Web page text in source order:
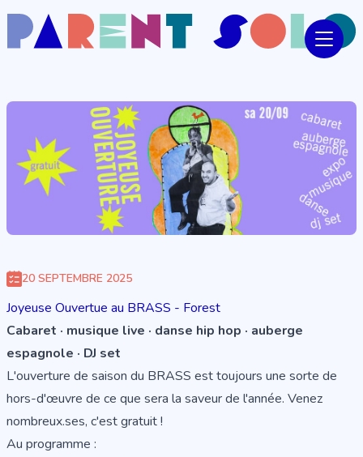
20 SEPTEMBRE 2025
Joyeuse Ouvertue au BRASS - Forest
Cabaret · musique live · danse hip hop · auberge
espagnole · DJ set
L'ouverture de saison du BRASS est toujours une sorte de
hors-d'œuvre de ce que sera la saveur de l'année. Venez
nombreux.ses, c'est gratuit !
Au programme :